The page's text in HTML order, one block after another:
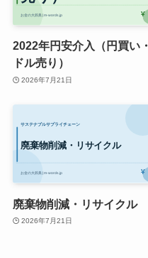
2022年円安介入（円買い・
ドル売り）
2026年7月21日
廃棄物削減・リサイクル
2026年7月21日